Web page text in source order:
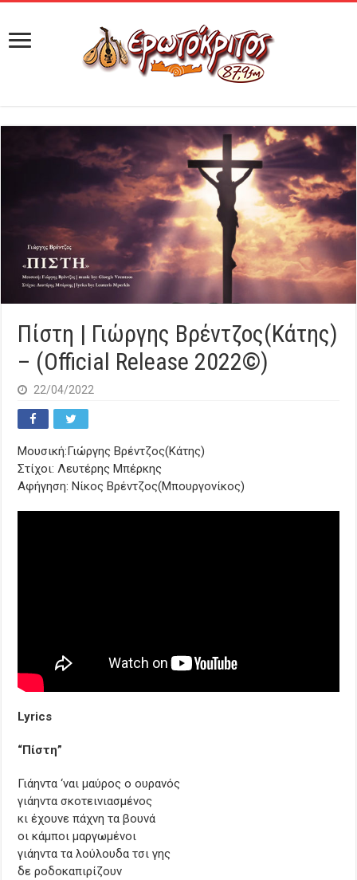
Πίστη | Γιώργης Βρέντζος(Κάτης)
– (Official Release 2022©)
22/04/2022
Μουσική:Γιώργης Βρέντζος(Κάτης)
Στίχοι: Λευτέρης Μπέρκης
Αφήγηση: Νίκος Βρέντζος(Μπουργονίκος)
Lyrics
“Πίστη”
Γιάηντα ‘ναι μαύρος ο ουρανός
γιάηντα σκοτεινιασμένος
κι έχουνε πάχνη τα βουνά
οι κάμποι μαργωμένοι
γιάηντα τα λούλουδα τσι γης
δε ροδοκαπιρίζουν